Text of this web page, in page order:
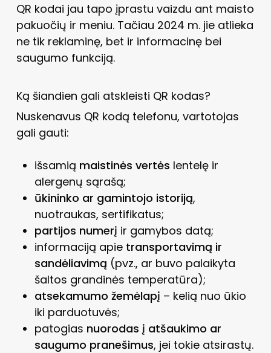
QR kodai jau tapo įprastu vaizdu ant maisto
pakuočių ir meniu. Tačiau 2024 m. jie atlieka
ne tik reklaminę, bet ir informacinę bei
saugumo funkciją.
Ką šiandien gali atskleisti QR kodas?
Nuskenavus QR kodą telefonu, vartotojas
gali gauti:
išsamią maistinės vertės lentelę ir
alergenų sąrašą;
ūkininko ar gamintojo istoriją,
nuotraukas, sertifikatus;
partijos numerį ir gamybos datą;
informaciją apie transportavimą ir
sandėliavimą (pvz., ar buvo palaikyta
šaltos grandinės temperatūra);
atsekamumo žemėlapį – kelią nuo ūkio
iki parduotuvės;
patogias nuorodas į atšaukimo ar
saugumo pranešimus, jei tokie atsirastų.